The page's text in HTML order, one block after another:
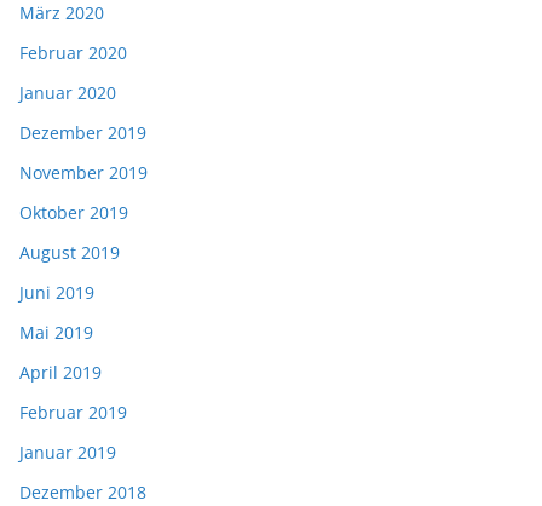
März 2020
Februar 2020
Januar 2020
Dezember 2019
November 2019
Oktober 2019
August 2019
Juni 2019
Mai 2019
April 2019
Februar 2019
Januar 2019
Dezember 2018